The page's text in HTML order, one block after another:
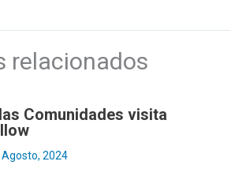
relacionados
Comunidades visita
2024